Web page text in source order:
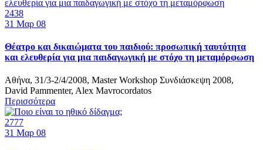
2438
31 Μαρ 08
Θέατρο και δικαιώματα του παιδιού: προσωπική ταυτότητα
και ελευθερία για μια παιδαγωγική με στόχο τη μεταμόρφωση
Αθήνα, 31/3-2/4/2008, Master Workshop Συνδιάσκεψη 2008,
David Pammenter, Alex Mavrocordatos
Περισσότερα
2777
31 Μαρ 08